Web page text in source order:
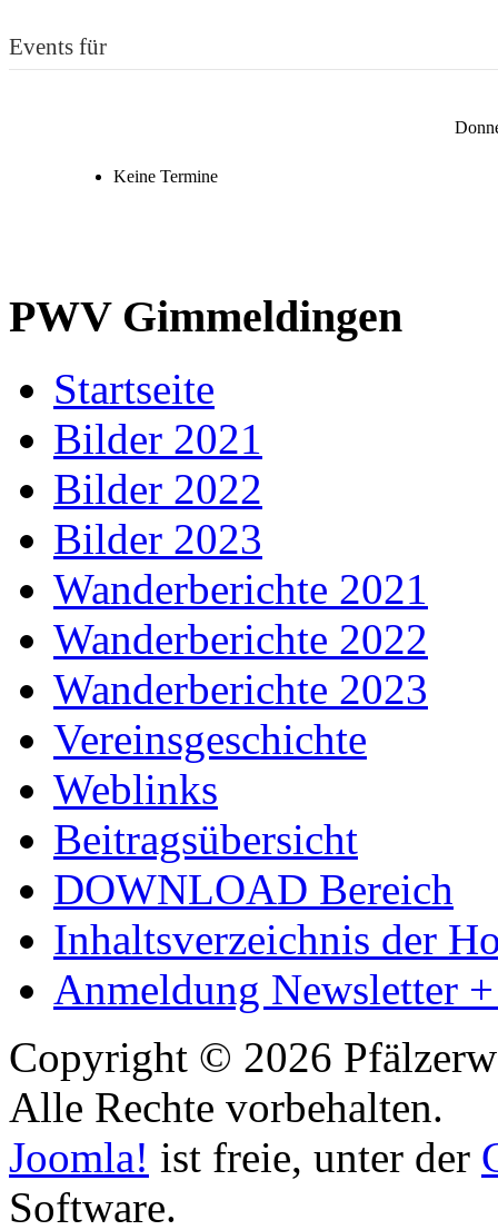
Events für
Keine Termine
PWV Gimmeldingen
Startseite
Bilder 2021
Bilder 2022
Bilder 2023
Wanderberichte 2021
Wanderberichte 2022
Wanderberichte 2023
Vereinsgeschichte
Weblinks
Beitragsübersicht
DOWNLOAD Bereich
Inhaltsverzeichnis der
Anmeldung Newsletter
Copyright © 2026
Alle Rechte vorbehalten.
Joomla! ist freie, unter der
Software.